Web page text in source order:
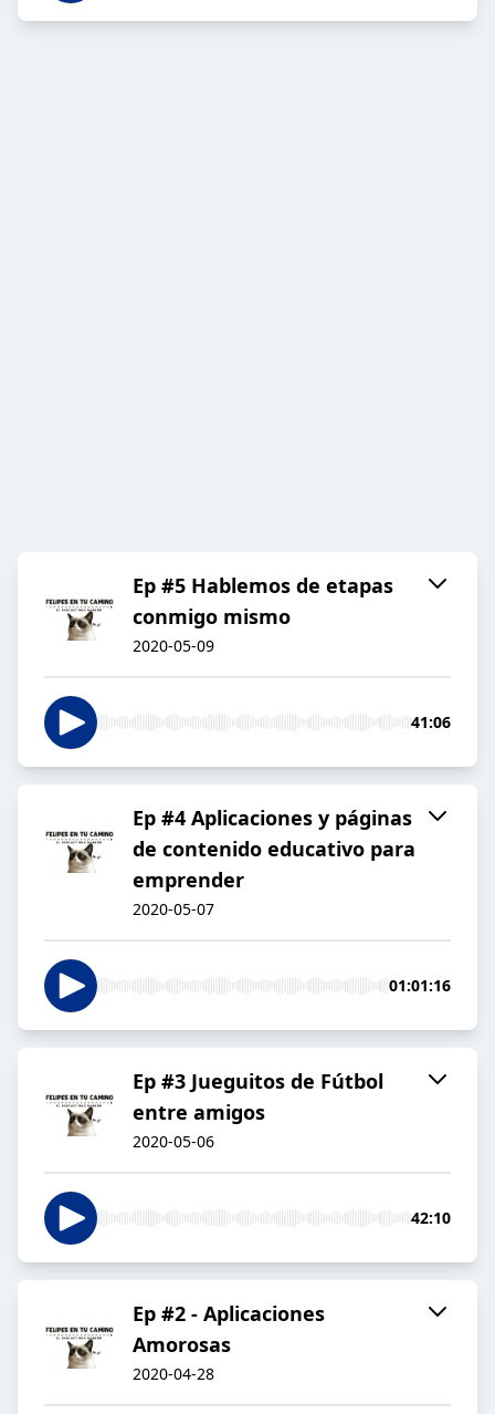
Ep #5 Hablemos de etapas
conmigo mismo
2020-05-09
41:06
Ep #4 Aplicaciones y páginas
de contenido educativo para
emprender
2020-05-07
01:01:16
Ep #3 Jueguitos de Fútbol
entre amigos
2020-05-06
42:10
Ep #2 - Aplicaciones
Amorosas
2020-04-28